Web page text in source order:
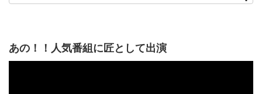
あの！！人気番組に匠として出演